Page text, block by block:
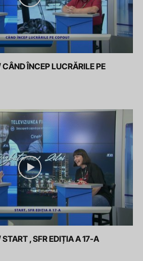
ÎNCEP LUCRĂRILE PE
, SFR EDIȚIA A 17-A